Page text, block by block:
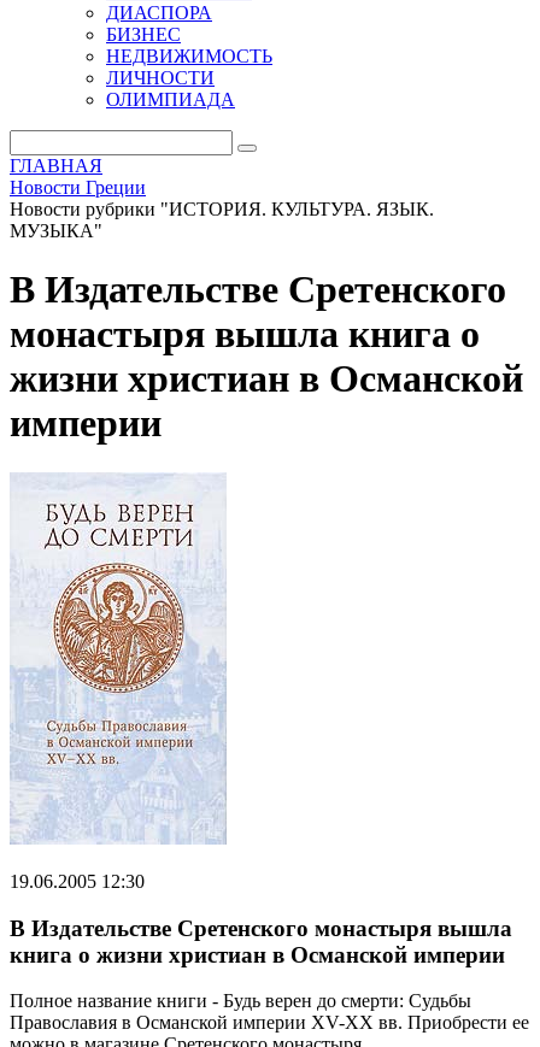
ДИАСПОРА
БИЗНЕС
НЕДВИЖИМОСТЬ
ЛИЧНОСТИ
ОЛИМПИАДА
ГЛАВНАЯ
Новости Греции
Новости рубрики "ИСТОРИЯ. КУЛЬТУРА. ЯЗЫК.
МУЗЫКА"
В Издательстве Сретенского
монастыря вышла книга о
жизни христиан в Османской
империи
19.06.2005 12:30
В Издательстве Сретенского монастыря вышла
книга о жизни христиан в Османской империи
Полное название книги - Будь верен до смерти: Судьбы
Православия в Османской империи ХV-ХХ вв. Приобрести ее